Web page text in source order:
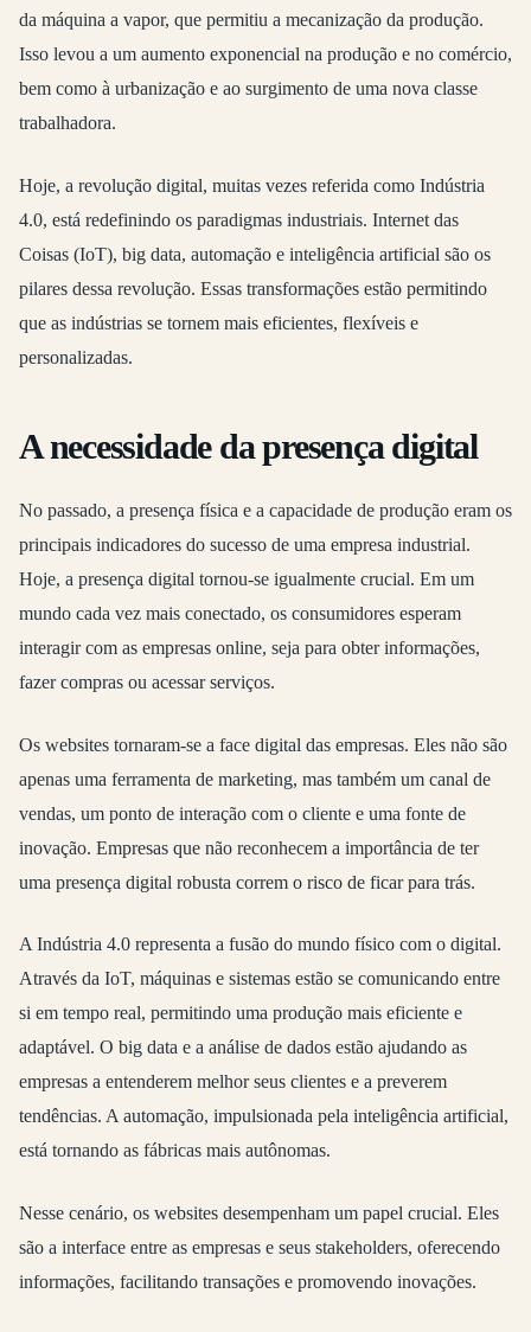
da máquina a vapor, que permitiu a mecanização da produção.
Isso levou a um aumento exponencial na produção e no comércio,
bem como à urbanização e ao surgimento de uma nova classe
trabalhadora.
Hoje, a revolução digital, muitas vezes referida como Indústria
4.0, está redefinindo os paradigmas industriais. Internet das
Coisas (IoT), big data, automação e inteligência artificial são os
pilares dessa revolução. Essas transformações estão permitindo
que as indústrias se tornem mais eficientes, flexíveis e
personalizadas.
A necessidade da presença digital
No passado, a presença física e a capacidade de produção eram os
principais indicadores do sucesso de uma empresa industrial.
Hoje, a presença digital tornou-se igualmente crucial. Em um
mundo cada vez mais conectado, os consumidores esperam
interagir com as empresas online, seja para obter informações,
fazer compras ou acessar serviços.
Os websites tornaram-se a face digital das empresas. Eles não são
apenas uma ferramenta de marketing, mas também um canal de
vendas, um ponto de interação com o cliente e uma fonte de
inovação. Empresas que não reconhecem a importância de ter
uma presença digital robusta correm o risco de ficar para trás.
A Indústria 4.0 representa a fusão do mundo físico com o digital.
Através da IoT, máquinas e sistemas estão se comunicando entre
si em tempo real, permitindo uma produção mais eficiente e
adaptável. O big data e a análise de dados estão ajudando as
empresas a entenderem melhor seus clientes e a preverem
tendências. A automação, impulsionada pela inteligência artificial,
está tornando as fábricas mais autônomas.
Nesse cenário, os websites desempenham um papel crucial. Eles
são a interface entre as empresas e seus stakeholders, oferecendo
informações, facilitando transações e promovendo inovações.